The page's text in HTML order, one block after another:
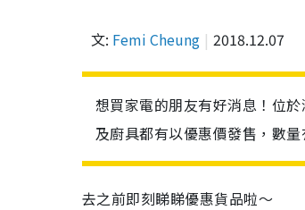
文: Femi Cheung 2018.12.07
想買家電的朋友有好消息！位
及廚具都有以優惠價發售，數
去之前即刻睇睇優惠貨品啦～